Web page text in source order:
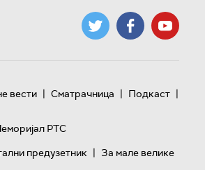
вести | Сматрачница | Подкаст |
РТС
предузетник | За мале велике